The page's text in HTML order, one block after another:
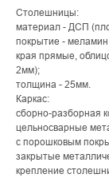
Столешницы:
материал - ДСП
покрытие - меламин
края прямые,
2мм);
толщина - 25мм.
Каркас:
сборно-разборная
цельносварные
с порошковым
закрытые
крепление